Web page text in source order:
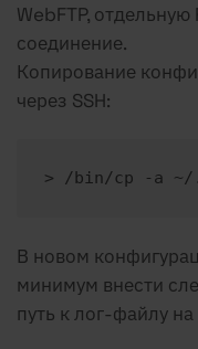
WebFTP,
соединение.
Копирование
через SSH:
> /bin/cp -a ~/
В новом
минимум внести
путь к лог-файлу